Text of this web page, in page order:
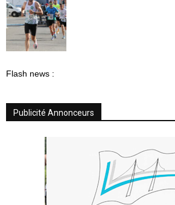
Flash news :
Publicité Annonceurs